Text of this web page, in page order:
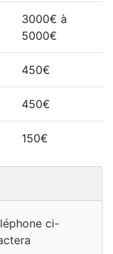
3000€ à
5000€
450€
450€
150€
ci-